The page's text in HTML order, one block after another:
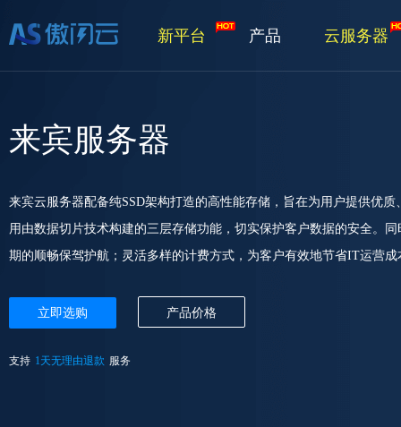
新平台 产品 云服务器
来宾服务器
来宾云服务器配备纯SSD架构打造的高性能存储，旨在为用户提供优
用由数据切片技术构建的三层存储功能，切实保护客户数据的安全。
期的顺畅保驾护航；灵活多样的计费方式，为客户有效地节省IT运营
立即选购 产品价格
支持 1天无理由退款 服务